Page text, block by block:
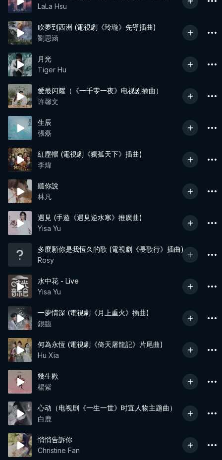
LaLa Hsu
吹夢到西洲 (電視劇《玲瓏》先導插曲)
劉思涵
月光
Tiger Hu
爱最闪耀（《一千零一夜》电视剧插曲）
许馨文
生辰
張磊
紅塵輾 (電視劇《獨孤天下》插曲)
李煒
聽你說
林凡
遇見 (手遊《遇見逆水寒》推廣曲)
Yisa Yu
多麼願你是我恆久的歌 (電視劇《長歌行》插曲)
Rosy
水中花 - Live
Yisa Yu
一夢情深 (電視劇《月上重火》插曲)
銀臨
何為永恆 (電視劇《倚天屠龍記》片尾曲)
Hu Xia
幾生歡
楊紫
心动（电视剧《一生一世》时宜人物主题曲）
白鹿
悄悄告訴你
Christine Fan